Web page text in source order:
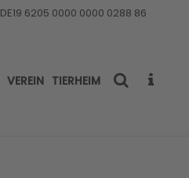
DE19 6205 0000 0000 0288 86
VEREIN TIERHEIM